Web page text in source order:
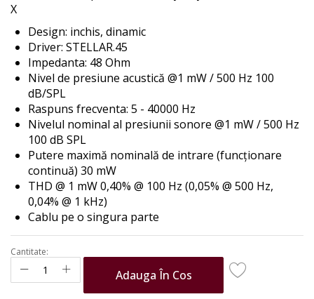
the
gallery
X
Design: inchis, dinamic
Driver: STELLAR.45
Impedanta: 48 Ohm
Nivel de presiune acustică @1 mW / 500 Hz 100
dB/SPL
Raspuns frecventa: 5 - 40000 Hz
Nivelul nominal al presiunii sonore @1 mW / 500 Hz
100 dB SPL
Putere maximă nominală de intrare (funcționare
continuă) 30 mW
THD @ 1 mW 0,40% @ 100 Hz (0,05% @ 500 Hz,
0,04% @ 1 kHz)
Cablu pe o singura parte
Cantitate:
Adauga În Cos